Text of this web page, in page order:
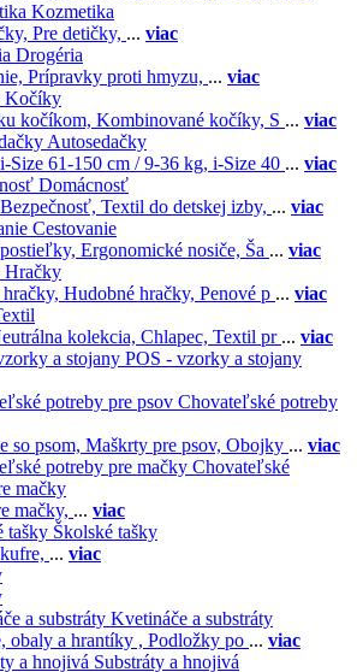
Kozmetika
Pre detičky, ... viac
Drogéria
Prípravky proti hmyzu, ... viac
Kočíky
kočíkom, Kombinované kočíky, S ... viac
Autosedačky
i-Size 61-150 cm / 9-36 kg, i-Size 40 ... viac
Domácnosť
Bezpečnosť, Textil do detskej izby, ... viac
Cestovanie
Ergonomické nosiče, Ša ... viac
Hračky
Hudobné hračky, Penové p ... viac
kolekcia, Chlapec, Textil pr ... viac
POS - vzorky a stojany
Chovateľské potreby
so psom, Maškrty pre psov, Obojky ... viac
Chovateľské
mačky
mačky, ... viac
Školské tašky
... viac
Kvetináče a substráty
obaly a hrantíky , Podložky po ... viac
Substráty a hnojivá